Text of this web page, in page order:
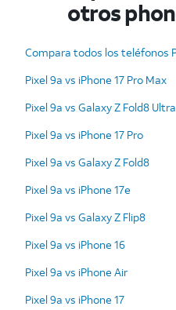
otros
Compara todos los teléfonos
Pixel 9a vs iPhone 17 Pro Max
Pixel 9a vs Galaxy Z Fold8 Ultra
Pixel 9a vs iPhone 17 Pro
Pixel 9a vs Galaxy Z Fold8
Pixel 9a vs iPhone 17e
Pixel 9a vs Galaxy Z Flip8
Pixel 9a vs iPhone 16
Pixel 9a vs iPhone Air
Pixel 9a vs iPhone 17